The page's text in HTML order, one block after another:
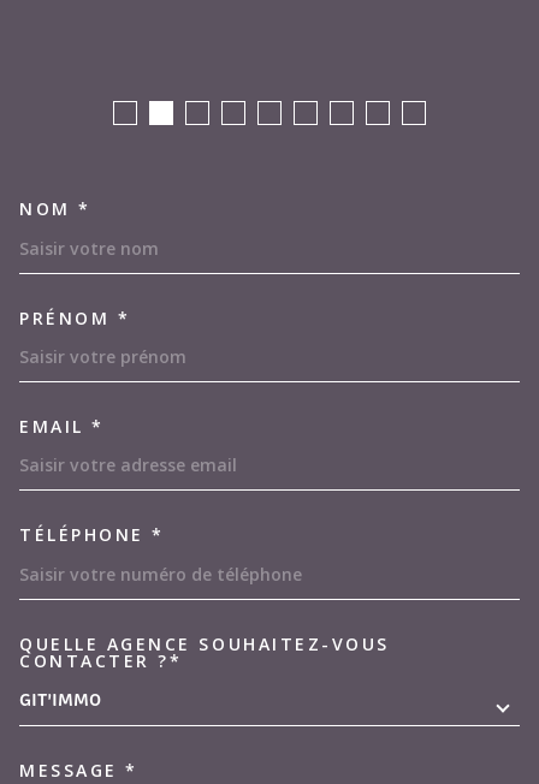
NOM *
PRÉNOM *
EMAIL *
TÉLÉPHONE *
QUELLE AGENCE SOUHAITEZ-VOUS
CONTACTER ?*
GIT'IMMO
MESSAGE *